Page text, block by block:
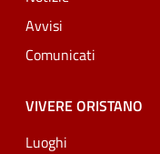
Avvisi
Comunicati
VIVERE ORISTANO
Luoghi